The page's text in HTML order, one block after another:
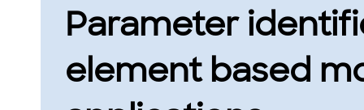
Parameter
element based